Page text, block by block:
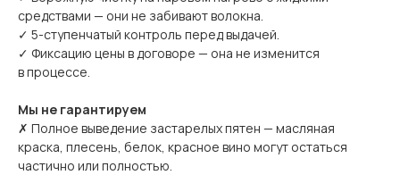
средствами — они не забивают волокна.
✓ 5-ступенчатый контроль перед выдачей.
✓ Фиксацию цены в договоре — она не изменится
в процессе.
Мы не гарантируем
✗ Полное выведение застарелых пятен — масляная
краска, плесень, белок, красное вино могут остаться
частично или полностью.